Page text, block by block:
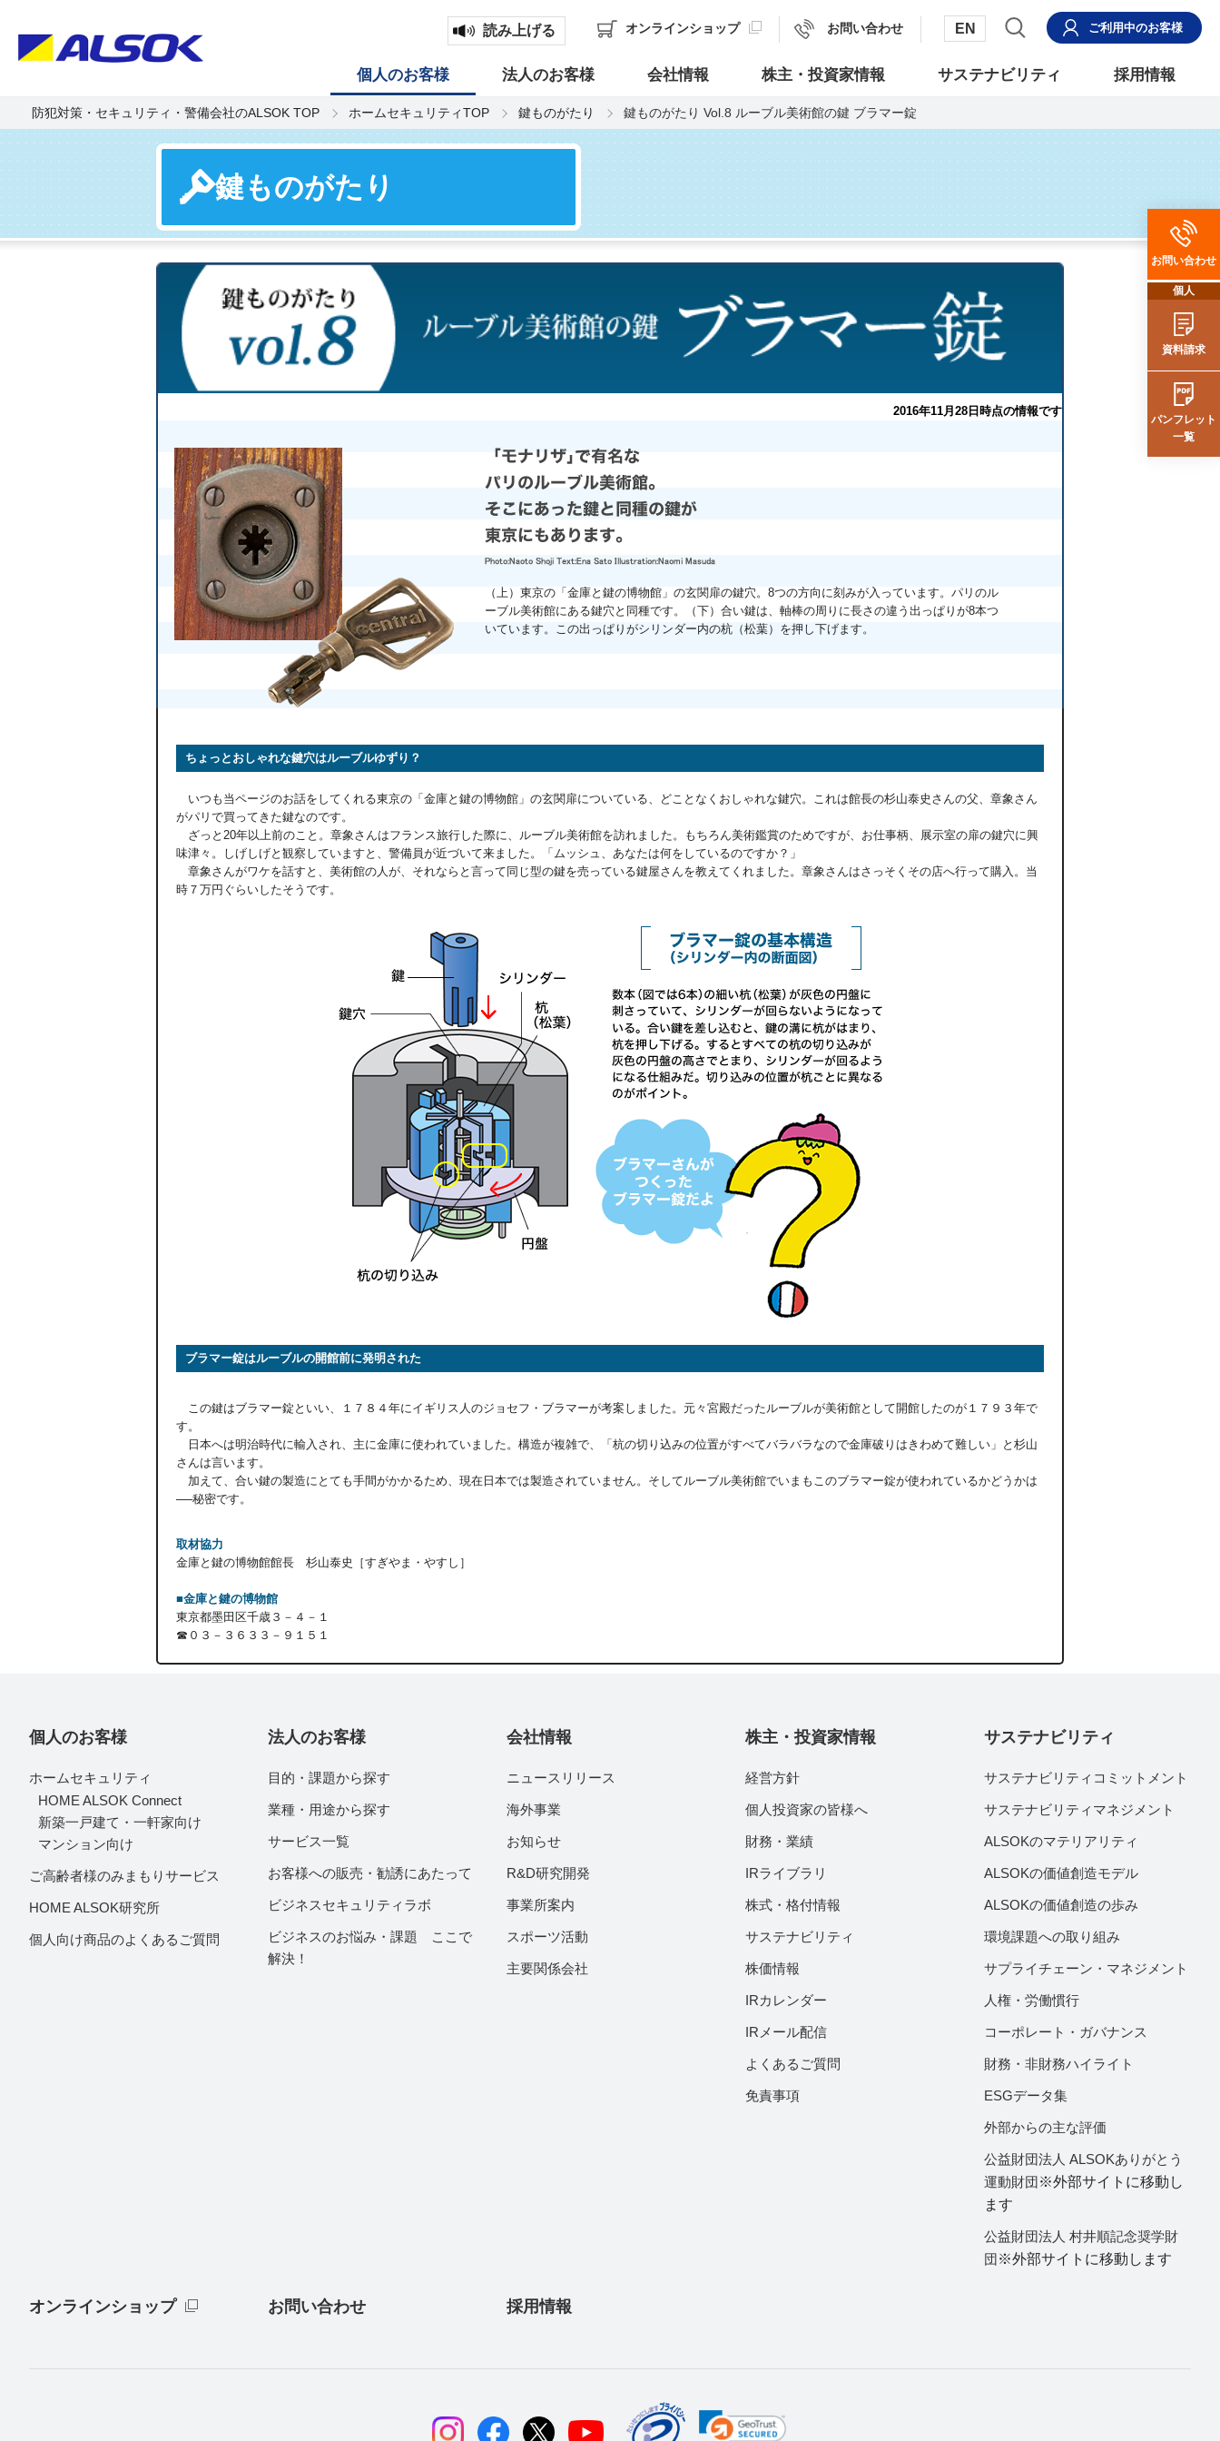
読み上げる オンラインショップ お問い合わせ EN ご利用中のお客様
個人のお客様 法人のお客様 会社情報 株主・投資家情報 サステナビリティ 採用情報
防犯対策・セキュリティ・警備会社のALSOK TOP ホームセキュリティTOP 鍵ものがたり 鍵ものがたり Vol.8 ルーブル美術館の鍵 ブラマー錠
鍵ものがたり
2016年11月28日時点の情報です
（上）東京の「金庫と鍵の博物館」の玄関扉の鍵穴。8つの方向に刻みが入っています。パリのル
ーブル美術館にある鍵穴と同種です。（下）合い鍵は、軸棒の周りに長さの違う出っぱりが8本つ
いています。この出っぱりがシリンダー内の杭（松葉）を押し下げます。
ちょっとおしゃれな鍵穴はルーブルゆずり？
いつも当ページのお話をしてくれる東京の「金庫と鍵の博物館」の玄関扉についている、どことなくおしゃれな鍵穴。これは館長の杉山泰史さんの父、章象さん
がパリで買ってきた鍵なのです。
ざっと20年以上前のこと。章象さんはフランス旅行した際に、ルーブル美術館を訪れました。もちろん美術鑑賞のためですが、お仕事柄、展示室の扉の鍵穴に興
味津々。しげしげと観察していますと、警備員が近づいて来ました。「ムッシュ、あなたは何をしているのですか？」
章象さんがワケを話すと、美術館の人が、それならと言って同じ型の鍵を売っている鍵屋さんを教えてくれました。章象さんはさっそくその店へ行って購入。当
時７万円ぐらいしたそうです。
ブラマー錠はルーブルの開館前に発明された
この鍵はブラマー錠といい、１７８４年にイギリス人のジョセフ・ブラマーが考案しました。元々宮殿だったルーブルが美術館として開館したのが１７９３年で
す。
日本へは明治時代に輸入され、主に金庫に使われていました。構造が複雑で、「杭の切り込みの位置がすべてバラバラなので金庫破りはきわめて難しい」と杉山
さんは言います。
加えて、合い鍵の製造にとても手間がかかるため、現在日本では製造されていません。そしてルーブル美術館でいまもこのブラマー錠が使われているかどうかは
──秘密です。
取材協力
金庫と鍵の博物館館長 杉山泰史［すぎやま・やすし］
■金庫と鍵の博物館
東京都墨田区千歳３－４－１
☎０３－３６３３－９１５１
お問い合わせ
個人
資料請求
パンフレット
一覧
個人のお客様
ホームセキュリティ
HOME ALSOK Connect
新築一戸建て・一軒家向け
マンション向け
ご高齢者様のみまもりサービス
HOME ALSOK研究所
個人向け商品のよくあるご質問
法人のお客様
目的・課題から探す
業種・用途から探す
サービス一覧
お客様への販売・勧誘にあたって
ビジネスセキュリティラボ
ビジネスのお悩み・課題 ここで
解決！
会社情報
ニュースリリース
海外事業
お知らせ
R&D研究開発
事業所案内
スポーツ活動
主要関係会社
株主・投資家情報
経営方針
個人投資家の皆様へ
財務・業績
IRライブラリ
株式・格付情報
サステナビリティ
株価情報
IRカレンダー
IRメール配信
よくあるご質問
免責事項
サステナビリティ
サステナビリティコミットメント
サステナビリティマネジメント
ALSOKのマテリアリティ
ALSOKの価値創造モデル
ALSOKの価値創造の歩み
環境課題への取り組み
サプライチェーン・マネジメント
人権・労働慣行
コーポレート・ガバナンス
財務・非財務ハイライト
ESGデータ集
外部からの主な評価
公益財団法人 ALSOKありがとう
運動財団※外部サイトに移動し
ます
公益財団法人 村井順記念奨学財
団※外部サイトに移動します
オンラインショップ お問い合わせ 採用情報